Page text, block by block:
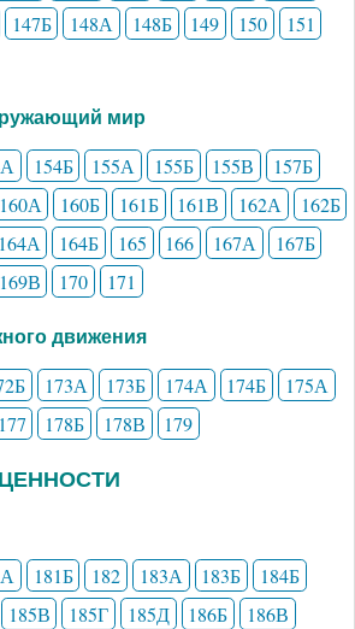
147Б 148А 148Б 149 150
151
мир
154Б 155А 155Б 155В
157Б
160А 160Б 161Б 161В 162А
162Б
164А 164Б 165 166 167А
167Б
169В 170 171
движения
173А 173Б 174А 174Б
175А
177 178Б 178В 179
181Б 182 183А 183Б
184Б
185В 185Г 185Д 186Б
186В